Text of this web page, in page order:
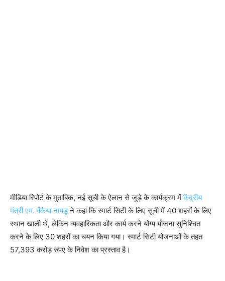
मीडिया रिपोर्ट के मुताबिक, नई सूची के ऐलान से जुड़े के कार्यक्रम मेंकेंद्रीय
मंत्री एम. वेंकैया नायडूने कहा कि स्मार्ट सिटी के लिए सूची में 40 शहरों के लिए
स्थान खाली थे, लेकिन व्यवहारिकता और कार्य करने योग्य योजना सुनिश्चित
करने के लिए 30 शहरों का चयन किया गया। स्मार्ट सिटी योजनाओं के तहत
57,393 करोड़ रुपए के निवेश का प्रस्ताव है।